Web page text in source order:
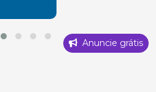
Anuncie grátis